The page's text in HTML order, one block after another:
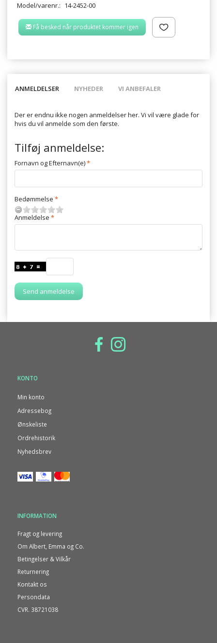
Model/varenr.: 14-2452-00
Få besked når produktet kommer igen
ANMELDELSER NYHEDER VI ANBEFALER
Der er endnu ikke nogen anmeldelser her. Vi vil være glade for
hvis du vil anmelde som den første.
Tilføj anmeldelse:
Fornavn og Efternavn(e)
Bedømmelse
Anmeldelse
Send anmeldelse
KONTO
Min konto
Adressebog
Ønskeliste
Ordrehistorik
Nyhedsbrev
INFORMATION
Fragt og levering
Om Albert, Emma og Co.
Betingelser & Vilkår
Returnering
Kontakt os
Persondata
CVR. 38721038